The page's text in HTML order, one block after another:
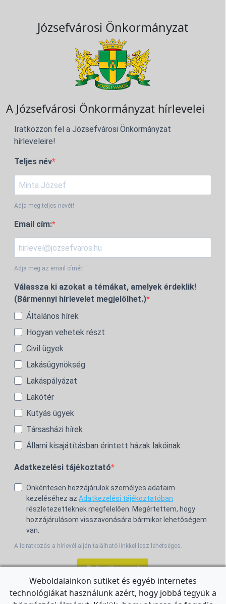
Józsefvárosi Önkormányzat
A Józsefvárosi Önkormányzat hírlevelei
Iratkozzon fel a Józsefvárosi Önkormányzat
hírleveleire!
Teljes név
Adja meg teljes nevét!
Email cím:
Adja meg az email címét!
Válassza ki azokat a témákat, amelyek érdeklik!
(Bármennyi hírlevelet megjelölhet.)
Általános hírek
Hogyan vehetek részt
Civil ügyek
Lakásügynökség
Lakáspályázat
Lakótér
Kutyás ügyek
Társasházi hírek
Állami kisajátításban érintett házak lakóinak
Adatkezelési tájékoztató
Önkéntesen hozzájárulok személyes adataim
kezeléséhez az Adatkezelési tájékoztatóban
részletezetteknek megfelelően. Megértettem, hogy
hozzájárulásom visszavonására bármikor lehetőségem
van.
A leiratkozás a hírlevél alján található linkkel lesz lehetséges.
Feliratkozom!
Weboldalainkon sütiket és egyéb internetes
technológiákat használunk azért, hogy jobbá tegyük a